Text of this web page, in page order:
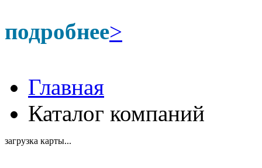
подробнее>
Главная
Каталог компаний
загрузка карты...